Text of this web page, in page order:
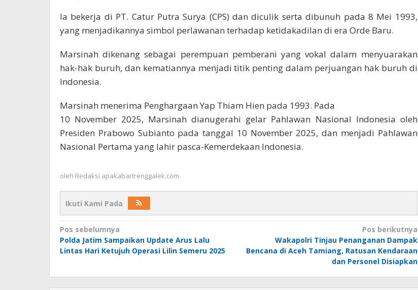
Ia bekerja di PT. Catur Putra Surya (CPS) dan diculik serta dibunuh pada 8 Mei 1993,
yang menjadikannya simbol perlawanan terhadap ketidakadilan di era Orde Baru.
Marsinah dikenang sebagai perempuan pemberani yang vokal dalam menyuarakan
hak-hak buruh, dan kematiannya menjadi titik penting dalam perjuangan hak buruh di
Indonesia.
Marsinah menerima Penghargaan Yap Thiam Hien pada 1993. Pada
10 November 2025, Marsinah dianugerahi gelar Pahlawan Nasional Indonesia oleh
Presiden Prabowo Subianto pada tanggal 10 November 2025, dan menjadi Pahlawan
Nasional Pertama yang lahir pasca-Kemerdekaan Indonesia.
oleh Redaksi apakabartrenggalek.com
Ikuti Kami Pada
Navigasi
pos
Pos sebelumnya
Polda Jatim Sampaikan Update Arus Lalu
Lintas Hari Ketujuh Operasi Lilin Semeru 2025
Pos berikutnya
Wakapolri Tinjau Penanganan Dampak
Bencana di Aceh Tamiang, Ratusan Kendaraan
dan Personel Disiapkan